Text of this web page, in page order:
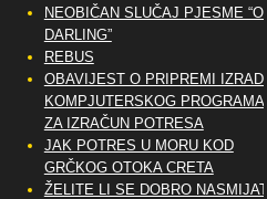
NEOBIČAN SLUČAJ PJESME “OH
DARLING”
REBUS
OBAVIJEST O PRIPREMI IZRADE
KOMPJUTERSKOG PROGRAMA
ZA IZRAČUN POTRESA
JAK POTRES U MORU KOD
GRČKOG OTOKA CRETA
ŽELITE LI SE DOBRO NASMIJATI